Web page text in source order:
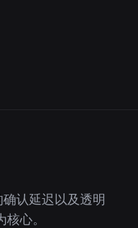
认延迟以及透明
心。